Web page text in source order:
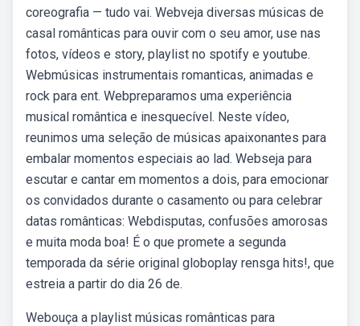
coreografia — tudo vai. Webveja diversas músicas de
casal românticas para ouvir com o seu amor, use nas
fotos, vídeos e story, playlist no spotify e youtube.
Webmúsicas instrumentais romanticas, animadas e
rock para ent. Webpreparamos uma experiência
musical romântica e inesquecível. Neste vídeo,
reunimos uma seleção de músicas apaixonantes para
embalar momentos especiais ao lad. Webseja para
escutar e cantar em momentos a dois, para emocionar
os convidados durante o casamento ou para celebrar
datas românticas: Webdisputas, confusões amorosas
e muita moda boa! É o que promete a segunda
temporada da série original globoplay rensga hits!, que
estreia a partir do dia 26 de.
Webouça a playlist músicas românticas para